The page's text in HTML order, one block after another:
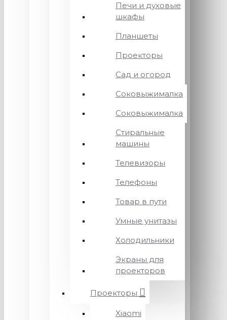
Печи и духовые
шкафы
Планшеты
Проекторы
Сад и огород
Соковыжималка
Соковыжималка
Стиральные
машины
Телевизоры
Телефоны
Товар в пути
Умные унитазы
Холодильники
Экраны для
проекторов
Проекторы
Xiaomi